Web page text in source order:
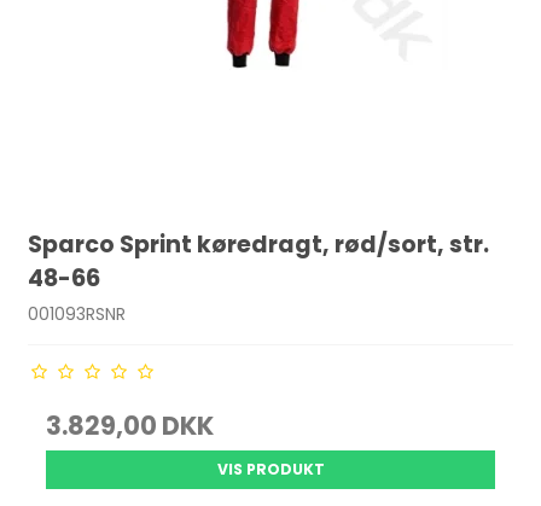
Sparco Sprint køredragt, rød/sort, str.
48-66
001093RSNR
3.829,00 DKK
VIS PRODUKT